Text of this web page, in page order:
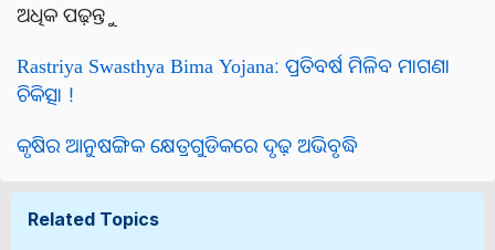
ଅଧିକ ପଢ଼ନ୍ତୁ
Rastriya Swasthya Bima Yojana: ପ୍ରତିବର୍ଷ ମିଳିବ ମାଗଣା
ଚିକିତ୍ସା !
କୃଷିର ଆନୁଷଙ୍ଗିକ କ୍ଷେତ୍ରଗୁଡିକରେ ଦୃଢ଼ ଅଭିବୃଦ୍ଧି
Related Topics